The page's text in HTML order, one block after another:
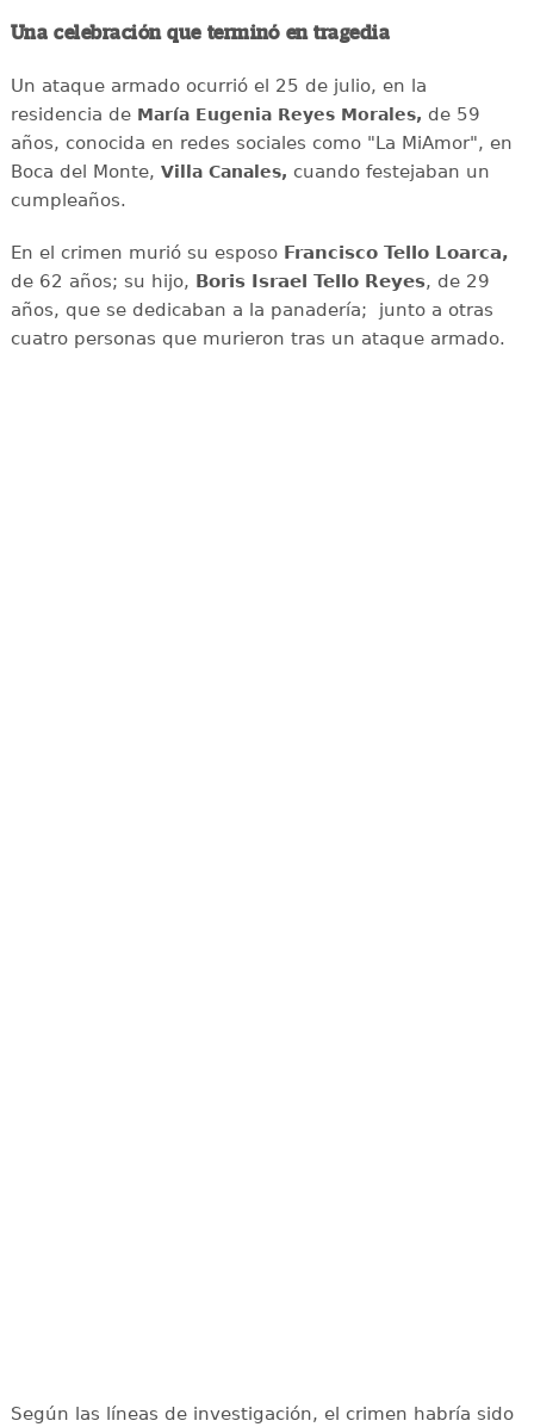
Una celebración que terminó en tragedia
Un ataque armado ocurrió el 25 de julio, en la
residencia de María Eugenia Reyes Morales, de 59
años, conocida en redes sociales como "La MiAmor", en
Boca del Monte, Villa Canales, cuando festejaban un
cumpleaños.
En el crimen murió su esposoFrancisco Tello Loarca,
de 62 años; su hijo, Boris Israel Tello Reyes, de 29
años, que se dedicaban a la panadería; junto a otras
cuatro personas que murieron tras un ataque armado.
Según las líneas de investigación, el crimen habría sido